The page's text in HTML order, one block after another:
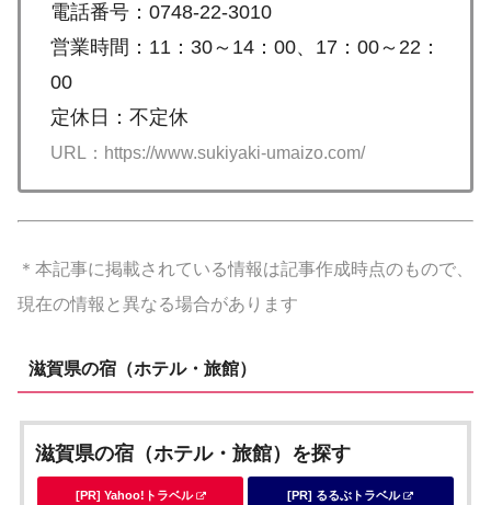
電話番号：0748-22-3010
営業時間：11：30～14：00、17：00～22：
00
定休日：不定休
URL：https://www.sukiyaki-umaizo.com/
＊本記事に掲載されている情報は記事作成時点のもので、
現在の情報と異なる場合があります
滋賀県の宿（ホテル・旅館）
滋賀県の宿（ホテル・旅館）を探す
[PR] Yahoo!トラベル [PR] るるぶトラベル